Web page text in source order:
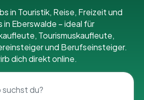
in Touristik, Reise, Freizeit und
in Eberswalde – ideal für
Tourismuskaufleute,
und Berufseinsteiger.
dich direkt online.